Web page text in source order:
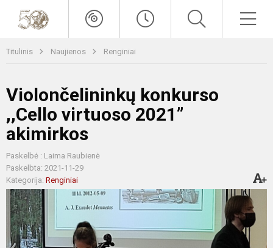
Titulinis Naujienos Renginiai
Violončelininkų konkurso
,,Cello virtuoso 2021”
akimirkos
Paskelbė : Laima Raubienė
Paskelbta: 2021-11-29
Kategorija: Renginiai